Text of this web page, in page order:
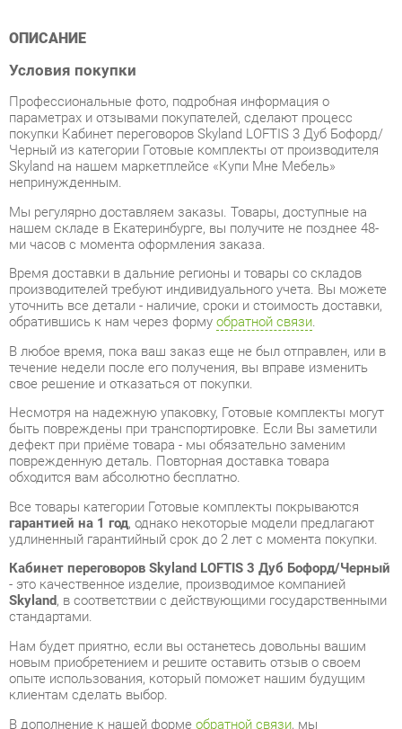
параметрах и отзывами покупателей, сделают процесс
покупки Кабинет переговоров Skyland LOFTIS 3 Дуб Бофорд/
Черный из категории Готовые комплекты от производителя
Skyland на нашем маркетплейсе «Купи Мне Мебель»
непринужденным.
Мы регулярно доставляем заказы. Товары, доступные на
нашем складе в Екатеринбурге, вы получите не позднее 48-
ми часов с момента оформления заказа.
Время доставки в дальние регионы и товары со складов
производителей требуют индивидуального учета. Вы можете
уточнить все детали - наличие, сроки и стоимость доставки,
В любое время, пока ваш заказ еще не был отправлен, или в
течение недели после его получения, вы вправе изменить
свое решение и отказаться от покупки.
Несмотря на надежную упаковку, Готовые комплекты могут
быть повреждены при транспортировке. Если Вы заметили
дефект при приёме товара - мы обязательно заменим
поврежденную деталь. Повторная доставка товара
обходится вам абсолютно бесплатно.
Все товары категории Готовые комплекты покрываются
гарантией на 1 год, однако некоторые модели предлагают
удлиненный гарантийный срок до 2 лет с момента покупки.
Кабинет переговоров Skyland LOFTIS 3 Дуб Бофорд/Черный
- это качественное изделие, производимое компанией
Skyland, в соответствии с действующими государственными
стандартами.
Нам будет приятно, если вы останетесь довольны вашим
новым приобретением и решите оставить отзыв о своем
опыте использования, который поможет нашим будущим
клиентам сделать выбор.
В дополнение к нашей формеобратной связи, мы
предоставляем дополнительные консультации, фотографии и
видеообзоры продукции по электронной почте, по телефону в
Екатеринбурге или через мессенджеры Skype, Telegram и